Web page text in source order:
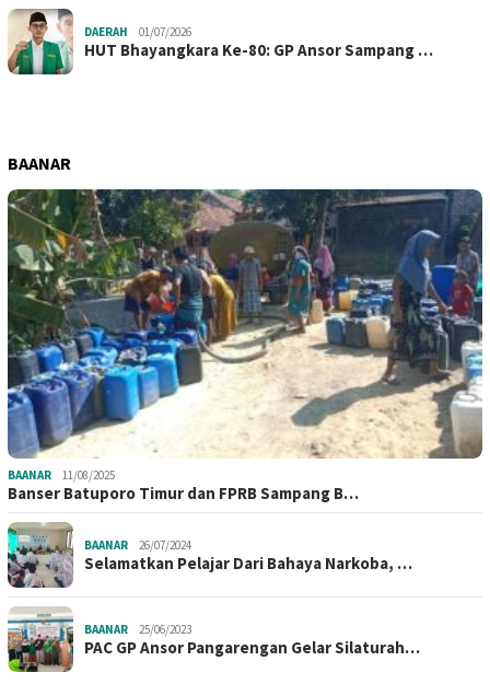
DAERAH 01/07/2026
HUT Bhayangkara Ke-80: GP Ansor Sampang …
BAANAR
BAANAR 11/08/2025
Banser Batuporo Timur dan FPRB Sampang B…
BAANAR 26/07/2024
Selamatkan Pelajar Dari Bahaya Narkoba, …
BAANAR 25/06/2023
PAC GP Ansor Pangarengan Gelar Silaturah…